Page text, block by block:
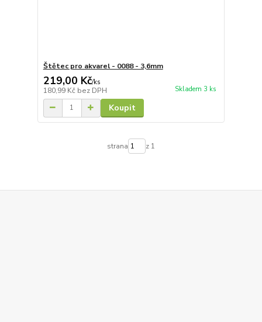
Štětec pro akvarel - 0088 - 3,6mm
219,00 Kč/ks
180,99 Kč bez DPH Skladem 3 ks
Koupit
strana z 1